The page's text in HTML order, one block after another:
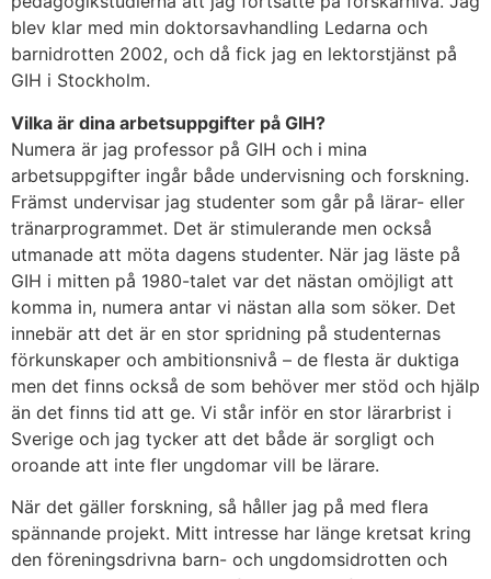
blev klar med min doktorsavhandling Ledarna och
barnidrotten 2002, och då fick jag en lektorstjänst på
GIH i Stockholm.
Vilka är dina arbetsuppgifter på GIH?
Numera är jag professor på GIH och i mina
arbetsuppgifter ingår både undervisning och forskning.
Främst undervisar jag studenter som går på lärar- eller
tränarprogrammet. Det är stimulerande men också
utmanade att möta dagens studenter. När jag läste på
GIH i mitten på 1980-talet var det nästan omöjligt att
komma in, numera antar vi nästan alla som söker. Det
innebär att det är en stor spridning på studenternas
förkunskaper och ambitionsnivå – de flesta är duktiga
men det finns också de som behöver mer stöd och hjälp
än det finns tid att ge. Vi står inför en stor lärarbrist i
Sverige och jag tycker att det både är sorgligt och
oroande att inte fler ungdomar vill be lärare.
När det gäller forskning, så håller jag på med flera
spännande projekt. Mitt intresse har länge kretsat kring
den föreningsdrivna barn- och ungdomsidrotten och